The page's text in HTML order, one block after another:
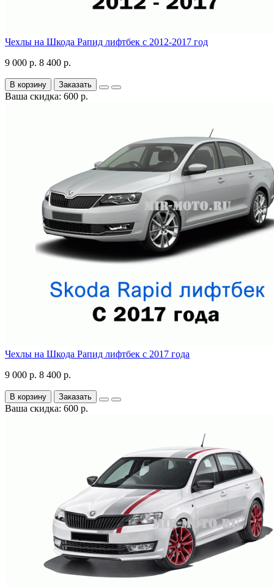
Чехлы на Шкода Рапид лифтбек с 2012-2017 год
9 000 р. 8 400 р.
В корзину Заказать
Ваша скидка: 600 р.
Чехлы на Шкода Рапид лифтбек с 2017 года
9 000 р. 8 400 р.
В корзину Заказать
Ваша скидка: 600 р.